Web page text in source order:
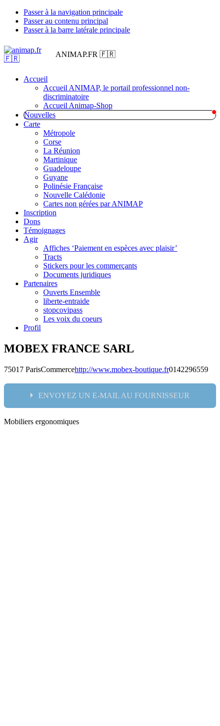
Passer à la navigation principale
Passer au contenu principal
Passer à la barre latérale principale
ANIMAP.FR 🇫🇷
Accueil
Accueil ANIMAP, le portail professionnel non-
discriminatoire
Accueil Animap-Shop
Nouvelles
Carte
Métropole
Corse
La Réunion
Martinique
Guadeloupe
Guyane
Polinésie Française
Nouvelle Calédonie
Cartes non gérées par ANIMAP
Inscription
Dons
Témoignages
Agir
Affiches ‘Paiement en espèces avec plaisir’
Tracts
Stickers pour les commerçants
Documents juridiques
Partenaires
Ouverts Ensemble
liberte-entraide
stopcovipass
Les voix du coeurs
Profil
MOBEX FRANCE SARL
75017 ParisCommercehttp://www.mobex-boutique.fr0142296559
ENVOYEZ UN E-MAIL AU FOURNISSEUR
Nom:
Mobiliers ergonomiques